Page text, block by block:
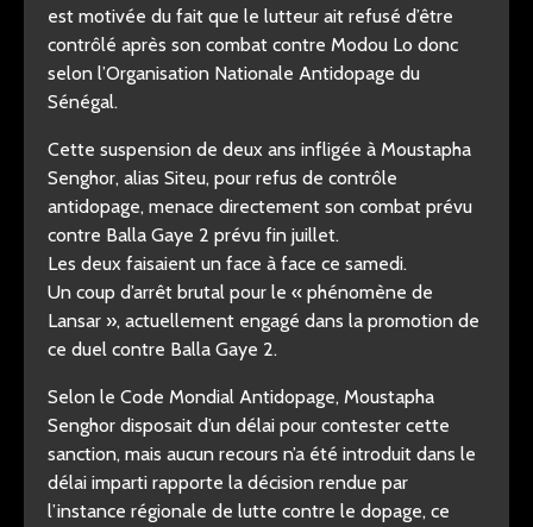
est motivée du fait que le lutteur ait refusé d’être
contrôlé après son combat contre Modou Lo donc
selon l’Organisation Nationale Antidopage du
Sénégal.
Cette suspension de deux ans infligée à Moustapha
Senghor, alias Siteu, pour refus de contrôle
antidopage, menace directement son combat prévu
contre Balla Gaye 2 prévu fin juillet.
Les deux faisaient un face à face ce samedi.
Un coup d’arrêt brutal pour le « phénomène de
Lansar », actuellement engagé dans la promotion de
ce duel contre Balla Gaye 2.
Selon le Code Mondial Antidopage, Moustapha
Senghor disposait d’un délai pour contester cette
sanction, mais aucun recours n’a été introduit dans le
délai imparti rapporte la décision rendue par
l’instance régionale de lutte contre le dopage, ce